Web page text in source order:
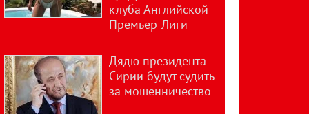
клуба Английской
Премьер-Лиги
Дядю президента
Сирии будут судить
за мошенничество